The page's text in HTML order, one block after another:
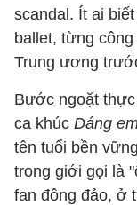
scandal. Ít ai
ballet, từng
Trung ương
Bước ngoặt
ca khúc Dáng
tên tuổi bền
trong giới gọi là
fan đông đảo, ở